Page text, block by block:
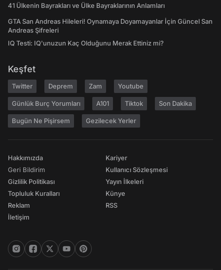
41 Ülkenin Bayrakları ve Ülke Bayraklarının Anlamları
GTA San Andreas Hileleri! Oynamaya Doyamayanlar İçin Güncel San
Andreas Şifreleri
IQ Testi: IQ'unuzun Kaç Olduğunu Merak Ettiniz mi?
Keşfet
Twitter Deprem Zam Youtube
Günlük Burç Yorumları A101 Tiktok Son Dakika
Bugün Ne Pişirsem Gezilecek Yerler
Hakkımızda
Geri Bildirim
Gizlilik Politikası
Topluluk Kuralları
Reklam
İletişim
Kariyer
Kullanıcı Sözleşmesi
Yayın İlkeleri
Künye
RSS